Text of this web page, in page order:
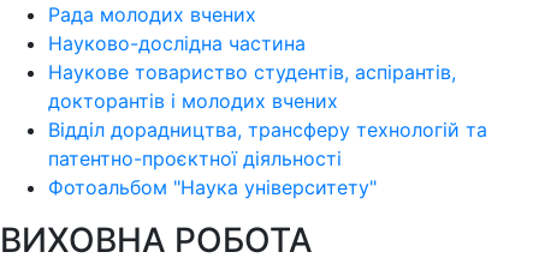
Рада молодих вчених
Науково-дослідна частина
Наукове товариство студентів, аспірантів,
докторантів і молодих вчених
Відділ дорадництва, трансферу технологій та
патентно-проєктної діяльності
Фотоальбом "Наука університету"
ВИХОВНА РОБОТА